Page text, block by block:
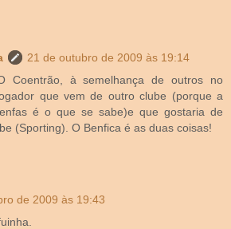
21 de outubro de 2009 às 19:14
Coentrão, à semelhança de outros no
que vem de outro clube (porque a
é o que se sabe)e que gostaria de
(Sporting). O Benfica é as duas coisas!
de 2009 às 19:43